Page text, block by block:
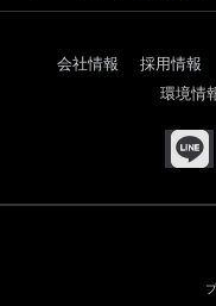
会社情報 採用情報
環境情